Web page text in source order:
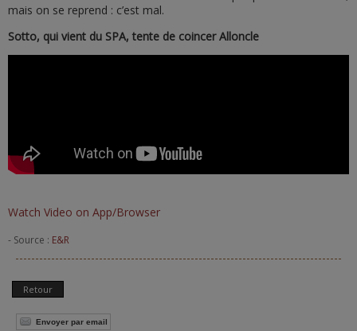
mais on se reprend : c’est mal.
Sotto, qui vient du SPA, tente de coincer Alloncle
Watch Video on App/Browser
- Source : E&R
Retour
Envoyer par email